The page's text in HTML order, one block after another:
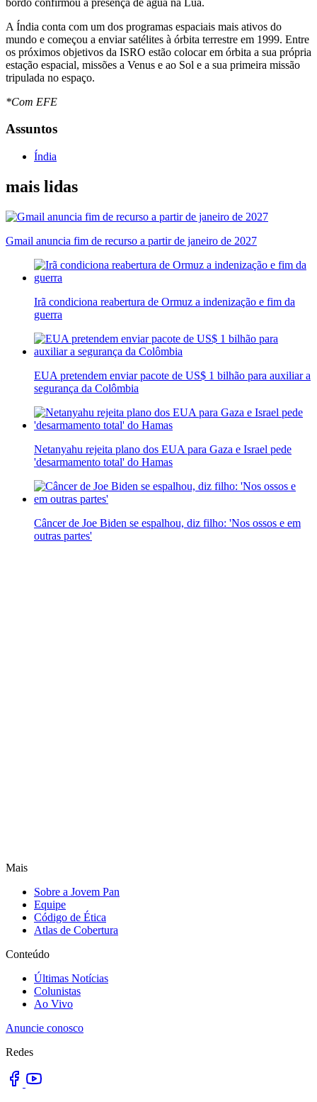
A Índia conta com um dos programas espaciais mais ativos do
mundo e começou a enviar satélites à órbita terrestre em 1999. Entre
os próximos objetivos da ISRO estão colocar em órbita a sua própria
estação espacial, missões a Venus e ao Sol e a sua primeira missão
tripulada no espaço.
*Com EFE
Assuntos
Índia
mais lidas
Gmail anuncia fim de recurso a partir de janeiro de 2027
Irã condiciona reabertura de Ormuz a indenização e fim da
guerra
EUA pretendem enviar pacote de US$ 1 bilhão para auxiliar a
segurança da Colômbia
Netanyahu rejeita plano dos EUA para Gaza e Israel pede
'desarmamento total' do Hamas
Câncer de Joe Biden se espalhou, diz filho: 'Nos ossos e em
outras partes'
Mais
Sobre a Jovem Pan
Equipe
Código de Ética
Atlas de Cobertura
Conteúdo
Últimas Notícias
Colunistas
Ao Vivo
Anuncie conosco
Redes